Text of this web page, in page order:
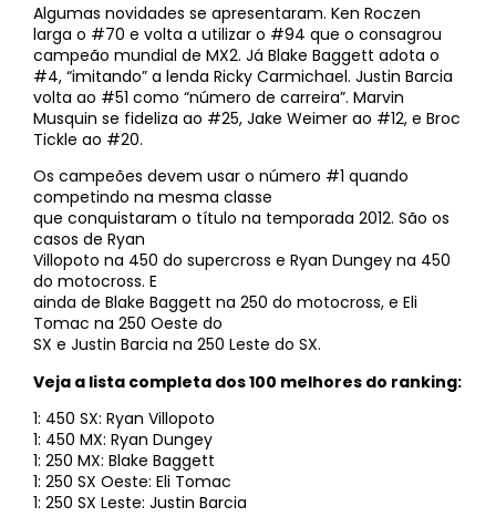
Algumas novidades se apresentaram. Ken Roczen
larga o #70 e volta a utilizar o #94 que o consagrou
campeão mundial de MX2. Já Blake Baggett adota o
#4, “imitando” a lenda Ricky Carmichael. Justin Barcia
volta ao #51 como “número de carreira”. Marvin
Musquin se fideliza ao #25, Jake Weimer ao #12, e Broc
Tickle ao #20.
Os campeões devem usar o número #1 quando
competindo na mesma classe
que conquistaram o título na temporada 2012. São os
casos de Ryan
Villopoto na 450 do supercross e Ryan Dungey na 450
do motocross. E
ainda de Blake Baggett na 250 do motocross, e Eli
Tomac na 250 Oeste do
SX e Justin Barcia na 250 Leste do SX.
Veja a lista completa dos 100 melhores do ranking:
1: 450 SX: Ryan Villopoto
1: 450 MX: Ryan Dungey
1: 250 MX: Blake Baggett
1: 250 SX Oeste: Eli Tomac
1: 250 SX Leste: Justin Barcia